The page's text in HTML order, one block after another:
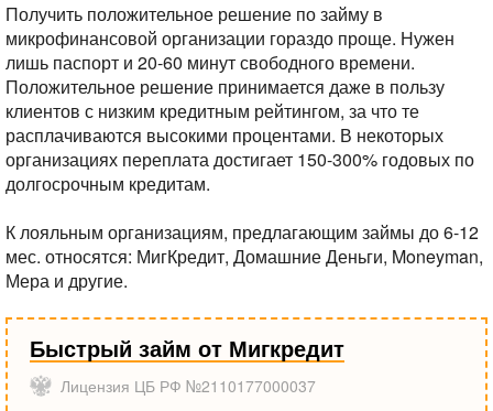
Получить положительное решение по займу в
микрофинансовой организации гораздо проще. Нужен
лишь паспорт и 20-60 минут свободного времени.
Положительное решение принимается даже в пользу
клиентов с низким кредитным рейтингом, за что те
расплачиваются высокими процентами. В некоторых
организациях переплата достигает 150-300% годовых по
долгосрочным кредитам.
К лояльным организациям, предлагающим займы до 6-12
мес. относятся: МигКредит, Домашние Деньги, Moneyman,
Мера и другие.
Быстрый займ от Мигкредит
Лицензия ЦБ РФ №2110177000037